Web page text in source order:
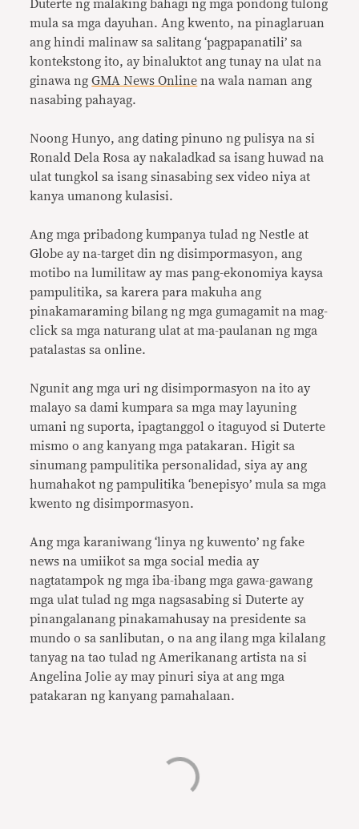
Duterte ng malaking bahagi ng mga pondong tulong
mula sa mga dayuhan. Ang kwento, na pinaglaruan
ang hindi malinaw sa salitang ‘pagpapanatili’ sa
kontekstong ito, ay binaluktot ang tunay na ulat na
ginawa ngGMA News Online na wala naman ang
nasabing pahayag.
Noong Hunyo, ang dating pinuno ng pulisya na si
Ronald Dela Rosa ay nakaladkad sa isang huwad na
ulat tungkol sa isang sinasabing sex video niya at
kanya umanong kulasisi.
Ang mga pribadong kumpanya tulad ng Nestle at
Globe ay na-target din ng disimpormasyon, ang
motibo na lumilitaw ay mas pang-ekonomiya kaysa
pampulitika, sa karera para makuha ang
pinakamaraming bilang ng mga gumagamit na mag-
click sa mga naturang ulat at ma-paulanan ng mga
patalastas sa online.
Ngunit ang mga uri ng disimpormasyon na ito ay
malayo sa dami kumpara sa mga may layuning
umani ng suporta, ipagtanggol o itaguyod si Duterte
mismo o ang kanyang mga patakaran. Higit sa
sinumang pampulitika personalidad, siya ay ang
humahakot ng pampulitika ‘benepisyo’ mula sa mga
kwento ng disimpormasyon.
Ang mga karaniwang ‘linya ng kuwento’ ng fake
news na umiikot sa mga social media ay
nagtatampok ng mga iba-ibang mga gawa-gawang
mga ulat tulad ng mga nagsasabing si Duterte ay
pinangalanang pinakamahusay na presidente sa
mundo o sa sanlibutan, o na ang ilang mga kilalang
tanyag na tao tulad ng Amerikanang artista na si
Angelina Jolie ay may pinuri siya at ang mga
patakaran ng kanyang pamahalaan.